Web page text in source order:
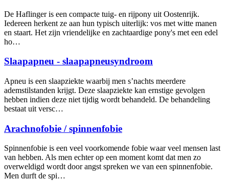
De Haflinger is een compacte tuig- en rijpony uit Oostenrijk.
Iedereen herkent ze aan hun typisch uiterlijk: vos met witte manen
en staart. Het zijn vriendelijke en zachtaardige pony's met een edel
ho…
Slaapapneu - slaapapneusyndroom
Apneu is een slaapziekte waarbij men s’nachts meerdere
ademstilstanden krijgt. Deze slaapziekte kan ernstige gevolgen
hebben indien deze niet tijdig wordt behandeld. De behandeling
bestaat uit versc…
Arachnofobie / spinnenfobie
Spinnenfobie is een veel voorkomende fobie waar veel mensen last
van hebben. Als men echter op een moment komt dat men zo
overweldigd wordt door angst spreken we van een spinnenfobie.
Men durft de spi…